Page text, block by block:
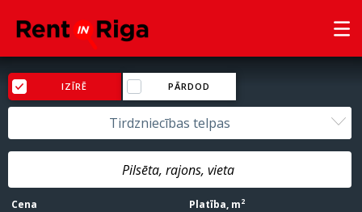
IZĪRĒ PĀRDOD
Tirdzniecības telpas
Cena
Platība, m2